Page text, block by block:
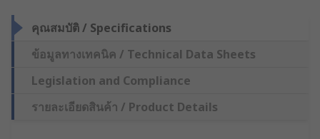
คุณสมบัติ / Specifications
ข้อมูลทางเทคนิค / Technical Data Sheets
Legislation and Compliance
รายละเอียดสินค้า / Product Details